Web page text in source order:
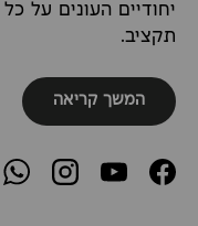
יחודיים העונים על
תקציב.
המשך קריאה
Facebook
YouTube